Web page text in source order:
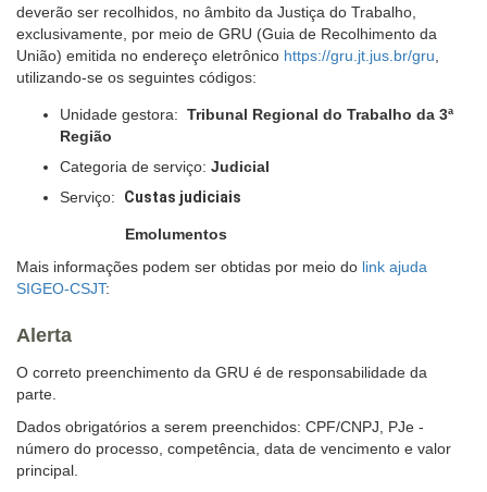
deverão ser recolhidos, no âmbito da Justiça do Trabalho,
exclusivamente, por meio de GRU (Guia de Recolhimento da
União) emitida no endereço eletrônico https://gru.jt.jus.br/gru
utilizando-se os seguintes códigos:
Unidade gestora: Tribunal Regional do Trabalho da 3ª
Região
Categoria de serviço: Judicial
Serviço: Custas judiciais
Emolumentos
Mais informações podem ser obtidas por meio do link ajuda
SIGEO-CSJT:
Alerta
O correto preenchimento da GRU é de responsabilidade da
parte.
Dados obrigatórios a serem preenchidos: CPF/CNPJ, PJe -
número do processo, competência, data de vencimento e valor
principal.